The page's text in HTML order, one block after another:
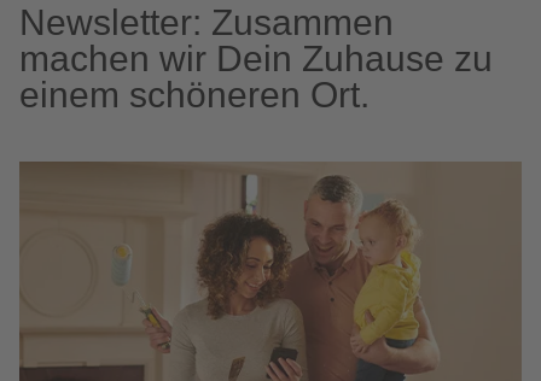
Newsletter: Zusammen
machen wir Dein Zuhause zu
einem schöneren Ort.